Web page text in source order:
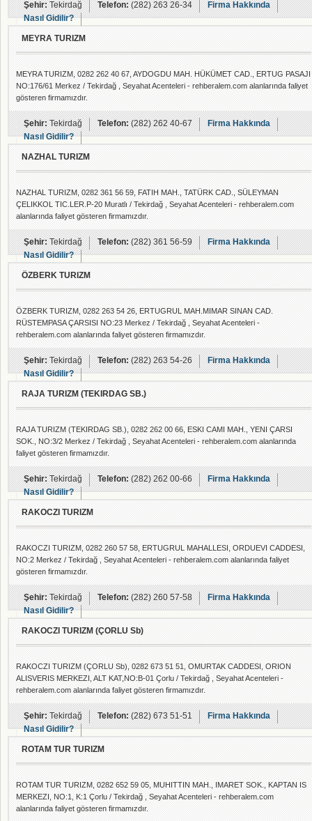
Şehir:Tekirdağ Telefon:(282) 263 26-34
Firma Hakkında
Nasıl Gidilir?
MEYRA TURIZM
MEYRA TURIZM, 0282 262 40 67, AYDOGDU MAH. HÜKÜMET CAD., ERTUG PASAJI
NO:176/61 Merkez / Tekirdağ , Seyahat Acenteleri - rehberalem.com alanlarında faliyet
gösteren firmamızdır.
Şehir:Tekirdağ Telefon:(282) 262 40-67
Firma Hakkında
Nasıl Gidilir?
NAZHAL TURIZM
NAZHAL TURIZM, 0282 361 56 59, FATIH MAH., TATÜRK CAD., SÜLEYMAN
ÇELIKKOL TIC.LER.P-20 Muratlı / Tekirdağ , Seyahat Acenteleri - rehberalem.com
alanlarında faliyet gösteren firmamızdır.
Şehir:Tekirdağ Telefon:(282) 361 56-59
Firma Hakkında
Nasıl Gidilir?
ÖZBERK TURIZM
ÖZBERK TURIZM, 0282 263 54 26, ERTUGRUL MAH.MIMAR SINAN CAD.
RÜSTEMPASA ÇARSISI NO:23 Merkez / Tekirdağ , Seyahat Acenteleri -
rehberalem.com alanlarında faliyet gösteren firmamızdır.
Şehir:Tekirdağ Telefon:(282) 263 54-26
Firma Hakkında
Nasıl Gidilir?
RAJA TURIZM (TEKIRDAG SB.)
RAJA TURIZM (TEKIRDAG SB.), 0282 262 00 66, ESKI CAMI MAH., YENI ÇARSI
SOK., NO:3/2 Merkez / Tekirdağ , Seyahat Acenteleri - rehberalem.com alanlarında
faliyet gösteren firmamızdır.
Şehir:Tekirdağ Telefon:(282) 262 00-66
Firma Hakkında
Nasıl Gidilir?
RAKOCZI TURIZM
RAKOCZI TURIZM, 0282 260 57 58, ERTUGRUL MAHALLESI, ORDUEVI CADDESI,
NO:2 Merkez / Tekirdağ , Seyahat Acenteleri - rehberalem.com alanlarında faliyet
gösteren firmamızdır.
Şehir:Tekirdağ Telefon:(282) 260 57-58
Firma Hakkında
Nasıl Gidilir?
RAKOCZI TURIZM (ÇORLU Sb)
RAKOCZI TURIZM (ÇORLU Sb), 0282 673 51 51, OMURTAK CADDESI, ORION
ALISVERIS MERKEZI, ALT KAT,NO:B-01 Çorlu / Tekirdağ , Seyahat Acenteleri -
rehberalem.com alanlarında faliyet gösteren firmamızdır.
Şehir:Tekirdağ Telefon:(282) 673 51-51
Firma Hakkında
Nasıl Gidilir?
ROTAM TUR TURIZM
ROTAM TUR TURIZM, 0282 652 59 05, MUHITTIN MAH., IMARET SOK., KAPTAN IS
MERKEZI, NO:1, K:1 Çorlu / Tekirdağ , Seyahat Acenteleri - rehberalem.com
alanlarında faliyet gösteren firmamızdır.